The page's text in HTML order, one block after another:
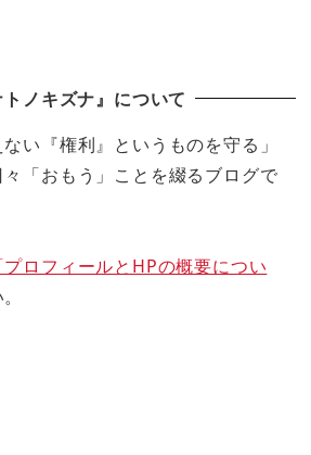
トノキズナ』について
い『権利』というものを守る」
「おもう」ことを綴るブログで
プロフィールとHPの概要につい